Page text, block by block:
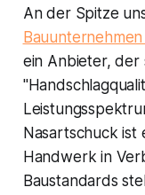
An der Spitze
ein Anbieter, der
Nasartschuck
Handwerk in
Baustandards